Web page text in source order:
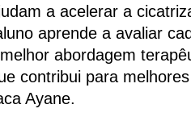
a acelerar a
aprende a avaliar
abordagem
contribui para
Ayane.